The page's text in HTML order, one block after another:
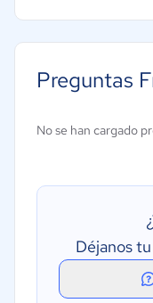
Gestión del
Preguntas
No se han cargado
Déjanos